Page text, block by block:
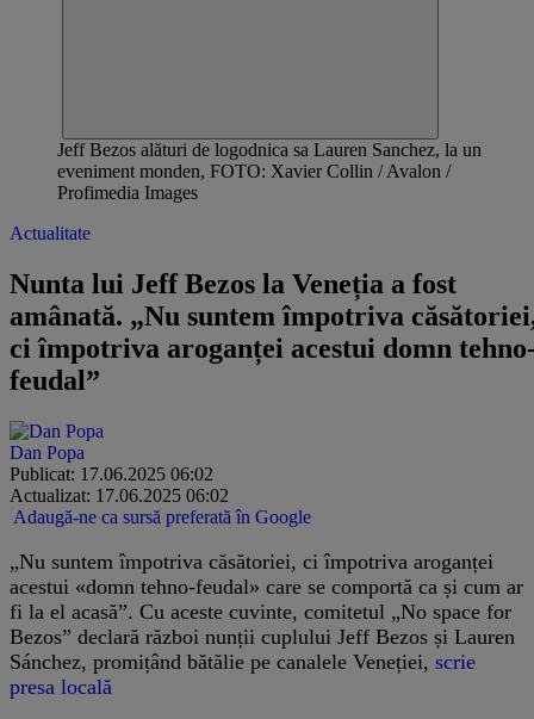
Jeff Bezos alături de logodnica sa Lauren Sanchez, la un
eveniment monden, FOTO: Xavier Collin / Avalon /
Profimedia Images
Actualitate
Nunta lui Jeff Bezos la Veneția a fost
amânată. „Nu suntem împotriva
ci împotriva aroganței acestui domn
feudal”
Dan Popa
Publicat: 17.06.2025 06:02
Actualizat: 17.06.2025 06:02
Adaugă-ne ca sursă preferată în Google
„Nu suntem împotriva căsătoriei, ci împotriva aroganței
acestui «domn tehno-feudal» care se comportă ca și cum ar
fi la el acasă”. Cu aceste cuvinte, comitetul „No space for
Bezos” declară război nunții cuplului Jeff Bezos și Lauren
Sánchez, promițând bătălie pe canalele Veneției, scrie
presa locală